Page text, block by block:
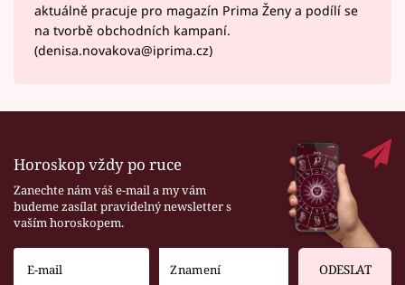
aktuálně pracuje pro magazín Prima Ženy a podílí se
na tvorbě obchodních kampaní.
(denisa.novakova@iprima.cz)
Horoskop vždy po ruce
Zanechte nám váš e-mail a my vám
budeme zasílat pravidelný newsletter s
vaším horoskopem.
ODESLAT